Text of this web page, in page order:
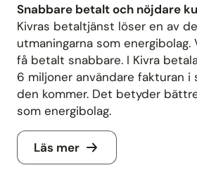
Snabbare betalt och nöjdare
Kivras betaltjänst löser en av
utmaningarna som
få betalt snabbare. I Kivra
6 miljoner användare fakturan i
den kommer. Det betyder
som energibolag.
Läs mer